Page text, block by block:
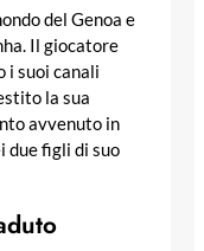
del Genoa e
Il giocatore
i suoi canali
la sua
avvenuto in
due figli di suo